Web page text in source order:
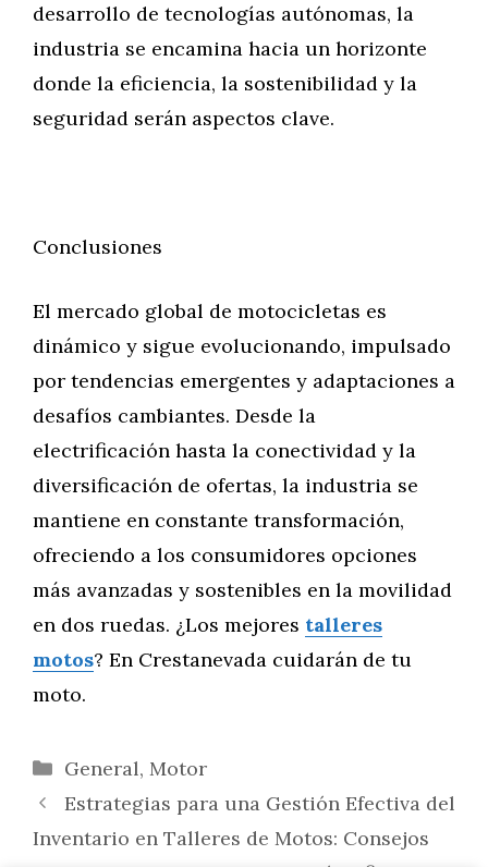
desarrollo de tecnologías autónomas, la
industria se encamina hacia un horizonte
donde la eficiencia, la sostenibilidad y la
seguridad serán aspectos clave.
Conclusiones
El mercado global de motocicletas es
dinámico y sigue evolucionando, impulsado
por tendencias emergentes y adaptaciones a
desafíos cambiantes. Desde la
electrificación hasta la conectividad y la
diversificación de ofertas, la industria se
mantiene en constante transformación,
ofreciendo a los consumidores opciones
más avanzadas y sostenibles en la movilidad
en dos ruedas. ¿Los mejores talleres
motos? En Crestanevada cuidarán de tu
moto.
Categorías
General, Motor
Estrategias para una Gestión Efectiva del
Inventario en Talleres de Motos: Consejos